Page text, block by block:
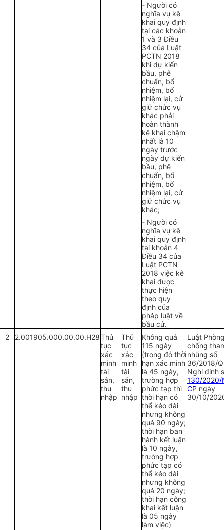
- Người có
nghĩa vụ kê
khai quy định
tại các khoản
1 và 3 Điều
34 của Luật
PCTN 2018
khi dự kiến
bầu, phê
chuẩn, bổ
nhiệm, bổ
nhiệm lại, cử
giữ chức vụ
khác phải
hoàn thành
kê khai chậm
nhất là 10
ngày trước
ngày dự kiến
bầu, phê
chuẩn, bổ
nhiệm, bổ
nhiệm lại, cử
giữ chức vụ
khác;
- Người có
nghĩa vụ kê
khai quy định
tại khoản 4
Điều 34 của
Luật PCTN
2018 việc kê
khai được
thực hiện
theo quy
định của
pháp luật về
bầu cử.
2 2.001905.000.00.00.H28Thủ
tục
xác
minh
tài
sản,
thu
nhập
Thủ
tục
xác
minh
tài
sản,
thu
nhập
Không quá
115 ngày
(trong đó thời
hạn xác minh
là 45 ngày,
trường hợp
phức tạp thì
thời hạn có
thể kéo dài
nhưng không
quá 90 ngày;
thời hạn ban
hành kết luận
là 10 ngày,
trường hợp
phức tạp có
thể kéo dài
nhưng không
quá 20 ngày;
thời hạn công
khai kết luận
là 05 ngày
làm việc)
Luật
chống
nhũng số
36/2018/
Nghị định
130/
CP ngày
30/10/